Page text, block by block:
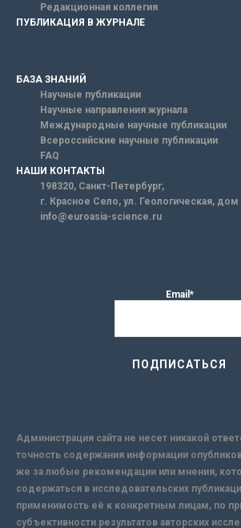
Редакционная коллегия
ПУБЛИКАЦИЯ В ЖУРНАЛЕ
БАЗА ЗНАНИЙ
Научные публикации
Научные направления журнала
Международные научные публикации
Всероссийские научные публикации
FAQ
НАШИ КОНТАКТЫ
198320, Санкт-Петербург,
г. Красное Село, ул. Геологическая,
info@euroasia-science.ru
Email*
Администрация сайта не несет никакой
точность содержания информации
же за любые рекомендации или мнения,
содержаться в исследовательских
применимость её к конкретным лицам, по
субъективности результатов авторских